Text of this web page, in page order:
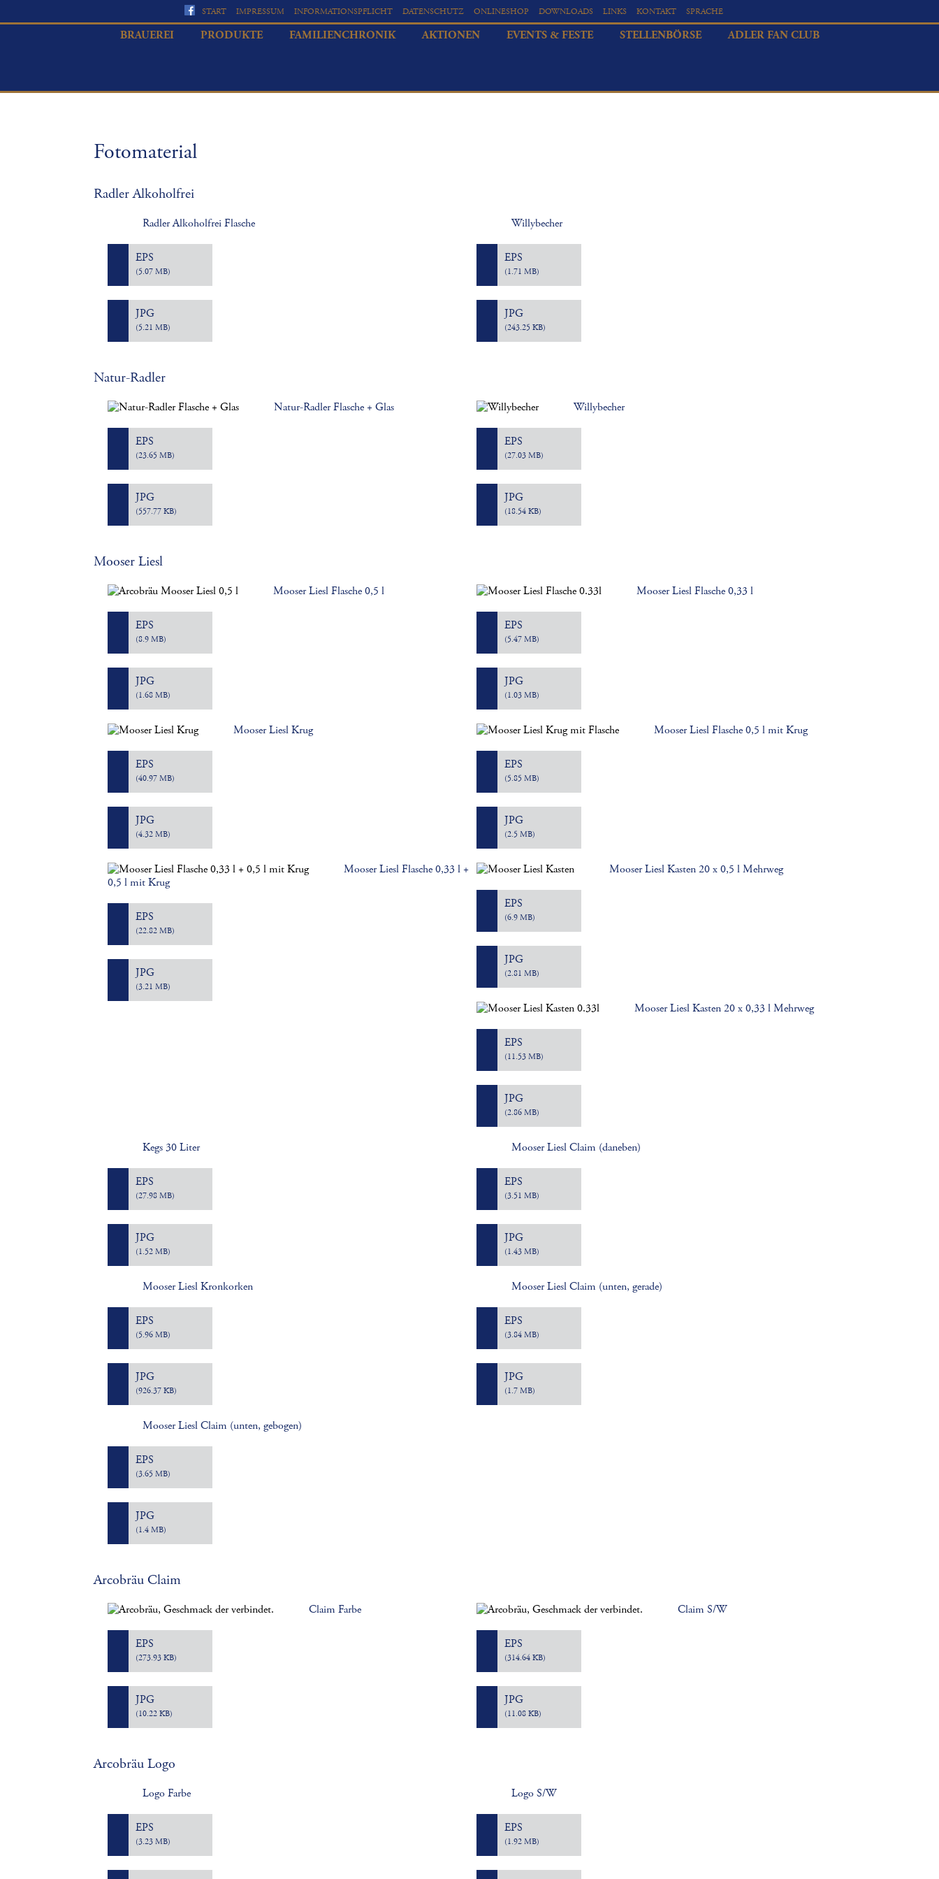
START IMPRESSUM INFORMATIONSPFLICHT DATENSCHUTZ ONLINESHOP DOWNLOADS LINKS KONTAKT SPRACHE
BRAUEREI PRODUKTE FAMILIENCHRONIK AKTIONEN EVENTS & FESTE STELLENBÖRSE ADLER FAN CLUB
Fotomaterial
Radler Alkoholfrei
Radler Alkoholfrei Flasche
EPS
(5.07 MB)
JPG
(5.21 MB)
Willybecher
EPS
(1.71 MB)
JPG
(243.25 KB)
Natur-Radler
Natur-Radler Flasche + Glas
EPS
(23.65 MB)
JPG
(557.77 KB)
Willybecher
EPS
(27.03 MB)
JPG
(18.54 KB)
Mooser Liesl
Mooser Liesl Flasche 0,5 l
EPS
(8.9 MB)
JPG
(1.68 MB)
Mooser Liesl Flasche 0,33 l
EPS
(5.47 MB)
JPG
(1.03 MB)
Mooser Liesl Krug
EPS
(40.97 MB)
JPG
(4.32 MB)
Mooser Liesl Flasche 0,5 l mit Krug
EPS
(5.85 MB)
JPG
(2.5 MB)
Mooser Liesl Flasche 0,33 l +
0,5 l mit Krug
EPS
(22.82 MB)
JPG
(3.21 MB)
Mooser Liesl Kasten 20 x 0,5 l Mehrweg
EPS
(6.9 MB)
JPG
(2.81 MB)
Mooser Liesl Kasten 20 x 0,33 l Mehrweg
EPS
(11.53 MB)
JPG
(2.86 MB)
Kegs 30 Liter
EPS
(27.98 MB)
JPG
(1.52 MB)
Mooser Liesl Claim (daneben)
EPS
(3.51 MB)
JPG
(1.43 MB)
Mooser Liesl Kronkorken
EPS
(5.96 MB)
JPG
(926.37 KB)
Mooser Liesl Claim (unten, gerade)
EPS
(3.84 MB)
JPG
(1.7 MB)
Mooser Liesl Claim (unten, gebogen)
EPS
(3.65 MB)
JPG
(1.4 MB)
Arcobräu Claim
Claim Farbe
EPS
(273.93 KB)
JPG
(10.22 KB)
Claim S/W
EPS
(314.64 KB)
JPG
(11.08 KB)
Arcobräu Logo
Logo Farbe
EPS
(3.23 MB)
Logo S/W
EPS
(1.92 MB)